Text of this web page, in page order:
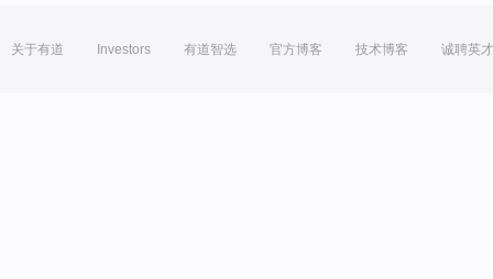
关于有道 Investors 有道智选 官方博客 技术博客 诚聘英才